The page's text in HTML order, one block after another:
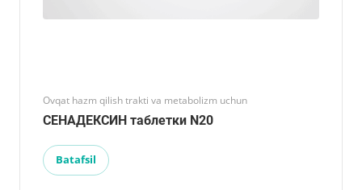
Ovqat hazm qilish trakti va metabolizm uchun
СЕНАДЕКСИН таблетки N20
Batafsil